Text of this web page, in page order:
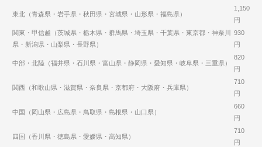
東北（青森県・岩手県・秋田県・宮城県・山形県・福島県）
1,150
円
関東・甲信越（茨城県・栃木県・群馬県・埼玉県・千葉県・東京都・神奈川
県・新潟県・山梨県・長野県）
930
円
中部・北陸（福井県・石川県・富山県・静岡県・愛知県・岐阜県・三重県）
820
円
関西（和歌山県・滋賀県・奈良県・京都府・大阪府・兵庫県）
710
円
中国（岡山県・広島県・鳥取県・島根県・山口県）
660
円
四国（香川県・徳島県・愛媛県・高知県）
710
円